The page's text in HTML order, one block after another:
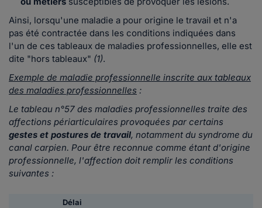
Ainsi, lorsqu'une maladie a pour origine le travail et n'a
pas été contractée dans les conditions indiquées dans
l'un de ces tableaux de maladies professionnelles, elle est
dite "hors tableaux" (1).
Exemple de maladie professionnelle inscrite aux tableaux
des maladies professionnelles :
Le tableau n°57 des maladies professionnelles traite des
affections périarticulaires provoquées par certains
gestes et postures de travail, notamment du syndrome du
canal carpien. Pour être reconnue comme étant d'origine
professionnelle, l'affection doit remplir les conditions
suivantes :
Délai